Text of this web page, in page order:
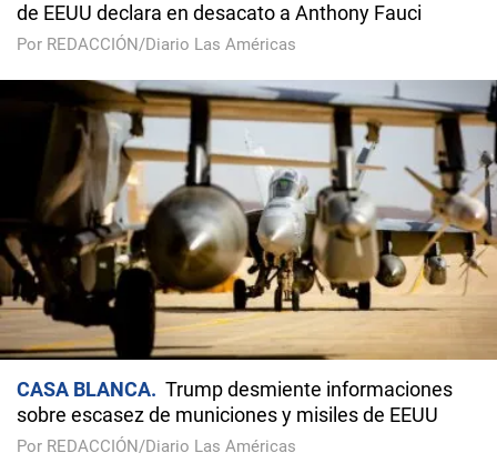
de EEUU declara en desacato a Anthony Fauci
Por REDACCIÓN/Diario Las Américas
CASA BLANCA
Trump desmiente informaciones
sobre escasez de municiones y misiles de EEUU
Por REDACCIÓN/Diario Las Américas